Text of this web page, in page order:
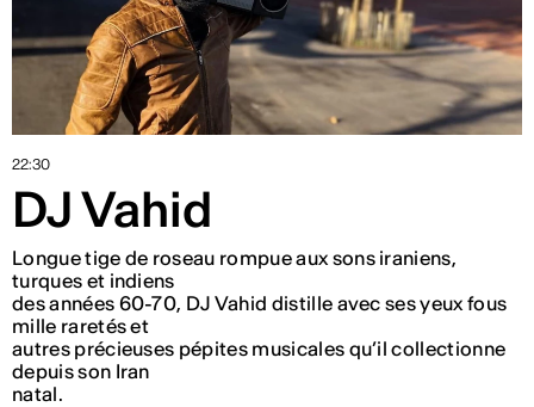
22:30
DJ Vahid
Longue tige de roseau rompue aux sons iraniens,
turques et indiens
des années 60-70, DJ Vahid distille avec ses yeux fous
mille raretés et
autres précieuses pépites musicales qu’il collectionne
depuis son Iran
natal.